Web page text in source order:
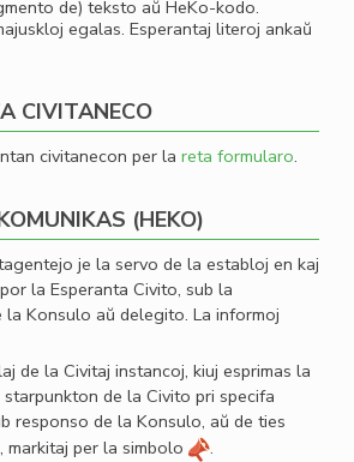
de) teksto aŭ HeKo-kodo.
egalas. Esperantaj literoj ankaŭ
CIVITANECO
civitanecon per la reta formularo.
(HEKO)
je la servo de la establoj en kaj
la Esperanta Civito, sub la
la Konsulo aŭ delegito. La informoj
de la Civitaj instancoj, kiuj esprimas la
starpunkton de la Civito pri specifa
responso de la Konsulo, aŭ de ties
markitaj per la simbolo
.